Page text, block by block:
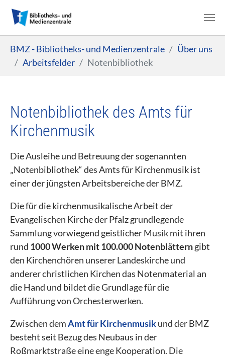
Zum Hauptinhalt springen
BMZ - Bibliotheks- und Medienzentrale
Über uns
Arbeitsfelder
Notenbibliothek
Notenbibliothek des Amts für
Kirchenmusik
Die Ausleihe und Betreuung der sogenannten
„Notenbibliothek“ des Amts für Kirchenmusik ist
einer der jüngsten Arbeitsbereiche der BMZ.
Die für die kirchenmusikalische Arbeit der
Evangelischen Kirche der Pfalz grundlegende
Sammlung vorwiegend geistlicher Musik mit ihren
rund 1000 Werken mit 100.000 Notenblätterngibt
den Kirchenchören unserer Landeskirche und
anderer christlichen Kirchen das Notenmaterial an
die Hand und bildet die Grundlage für die
Aufführung von Orchesterwerken.
Zwischen demAmt für Kirchenmusikund der BMZ
besteht seit Bezug des Neubaus in der
Roßmarktstraße eine enge Kooperation. Die